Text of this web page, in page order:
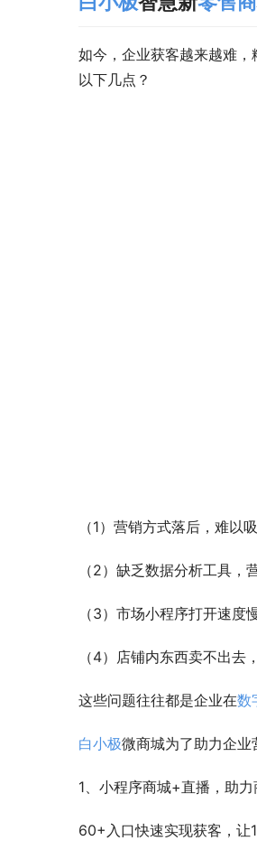
如今，企业获客越来越难
以下几点？
（1）营销方式落后，难以
（2）缺乏数据分析工具，
（3）市场小程序打开速度
（4）店铺内东西卖不出去
这些问题往往都是企业在数
白小极微商城为了助力企业
1、小程序商城+直播，助力
60+入口快速实现获客，让